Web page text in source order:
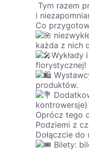
Tym razem
i
Co
każda z nich
Wykłady
florystycznej!
produktów.
kontrowersje)
Oprócz tego
Podziemi z
Dołączcie
Bilety: